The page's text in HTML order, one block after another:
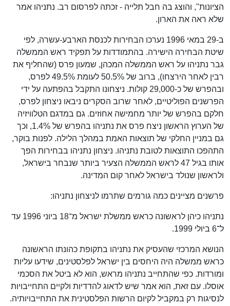
הציונות", והוצג בה חבל תלייה - זכתה לפרסום רב. נתניהו אמר
שלא ראה את הארון.
ב-29 במאי 1996 נערכו הבחירות לכנסת הארבע-עשרה, לפי
שיטת הבחירה הישירה. בהתמודדות על תפקיד ראש הממשלה
גבר נתניהו על ראש הממשלה המכהן, שמעון פרס (שהחליף את
רבין לאחר הירצחו), ברוב של 50.5% לעומת 49.5% לפרס,
ובהפרש של כ-29,000 קולות. ניצחונו התקבל בהפתעה על ידי
הפרשנים הפוליטיים, לאחר שרוב הסקרים ניבאו ניצחון לפרס,
חלקם בהפרש של יותר מחמישה אחוזים. גם במדגם הטלוויזיה
של הערוץ הראשון ניצח פרס את נתניהו בהפרש של 1.4%, וכך
גם במניין החלקי של תוצאות האמת במהלך הלילה. לפנות בוקר,
התהפכו התוצאות לטובת נתניהו. ניצחון נתניהו בבחירות הפך
אותו בגיל 47 לראש הממשלה הצעיר ביותר שנבחר בישראל,
ולראשון שנולד בישראל לאחר קום המדינה.
פרשנים מציינים כמה גורמים שתרמו לניצחון נתניהו:
נתניהו כיהן לראשונה כראש ממשלת ישראל מ־18 ביוני 1996 עד
ל־6 ביולי 1999.
הנושא המרכזי שהעסיק את נתניהו בתקופת כהונתו הראשונה
כראש ממשלה היה היחסים בין ישראל לפלסטינים, שידעו עליות
ומורדות. כפי שהתחייב נתניהו מראש, הוא לא ביטל את הסכמי
אוסלו. עם זאת, הוא אמר שיש לדאוג להדדיות ולקיים התחייבויות
לנסיגות רק במקביל לקיום הרשות הפלסטינית את התחייבויותיה.